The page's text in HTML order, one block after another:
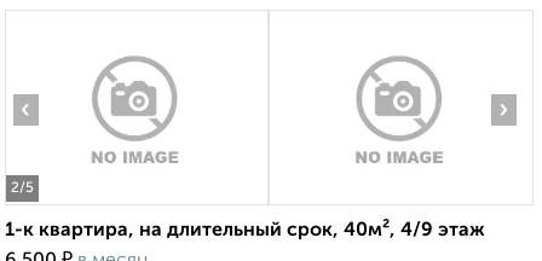
2/5
‹ ›
1-к квартира, на длительный срок, 40м², 4/9 этаж